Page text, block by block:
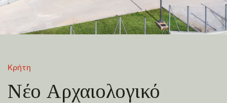
Κρήτη
Νέο Αρχαιολογικό